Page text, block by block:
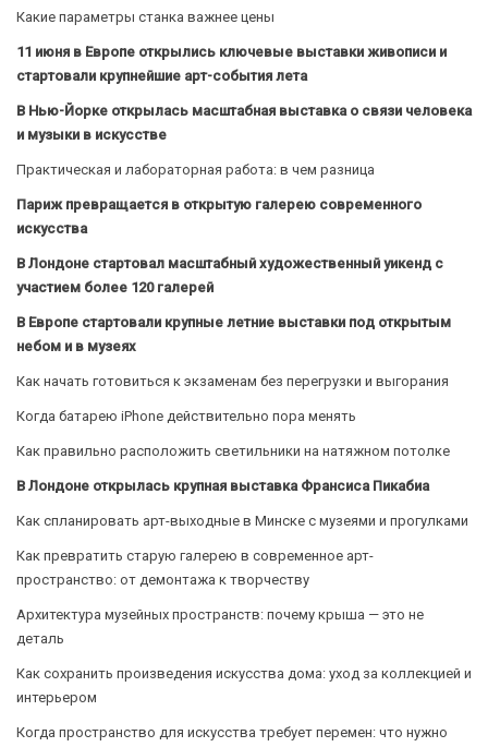
Какие параметры станка важнее цены
11 июня в Европе открылись ключевые выставки живописи и
стартовали крупнейшие арт-события лета
В Нью-Йорке открылась масштабная выставка о связи человека
и музыки в искусстве
Практическая и лабораторная работа: в чем разница
Париж превращается в открытую галерею современного
искусства
В Лондоне стартовал масштабный художественный уикенд с
участием более 120 галерей
В Европе стартовали крупные летние выставки под открытым
небом и в музеях
Как начать готовиться к экзаменам без перегрузки и выгорания
Когда батарею iPhone действительно пора менять
Как правильно расположить светильники на натяжном потолке
В Лондоне открылась крупная выставка Франсиса Пикабиа
Как спланировать арт-выходные в Минске с музеями и прогулками
Как превратить старую галерею в современное арт-
пространство: от демонтажа к творчеству
Архитектура музейных пространств: почему крыша — это не
деталь
Как сохранить произведения искусства дома: уход за коллекцией и
интерьером
Когда пространство для искусства требует перемен: что нужно